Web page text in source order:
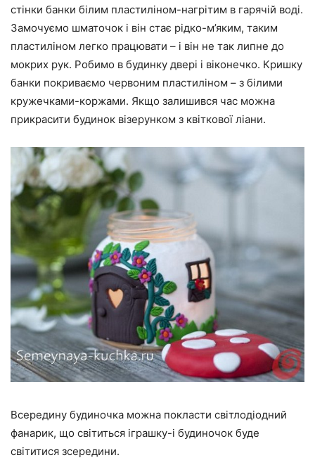
стінки банки білим пластиліном-нагрітим в гарячій воді.
Замочуємо шматочок і він стає рідко-м’яким, таким
пластиліном легко працювати – і він не так липне до
мокрих рук. Робимо в будинку двері і віконечко. Кришку
банки покриваємо червоним пластиліном – з білими
кружечками-коржами. Якщо залишився час можна
прикрасити будинок візерунком з квіткової ліани.
Всередину будиночка можна покласти світлодіодний
фанарик, що світиться іграшку-і будиночок буде
світитися зсередини.